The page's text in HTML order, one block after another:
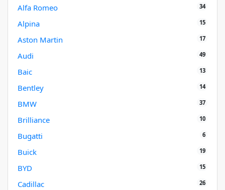
Alfa Romeo 34
Alpina 15
Aston Martin 17
Audi 49
Baic 13
Bentley 14
BMW 37
Brilliance 10
Bugatti 6
Buick 19
BYD 15
Cadillac 26